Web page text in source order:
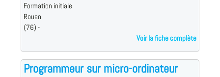
Formation initiale
Rouen
(76) -
Voir la fiche complète
Programmeur sur micro-ordinateur